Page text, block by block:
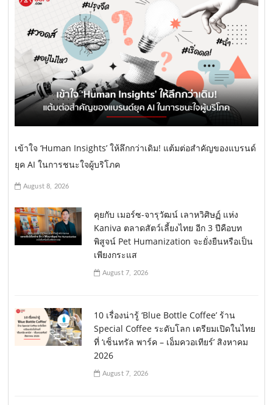
เข้าใจ ‘Human Insights’ ให้ลึกกว่าเดิม! แต้มต่อสำคัญของแบรนด์
ยุค AI ในการชนะใจผู้บริโภค
August 8, 2026
คุยกับ เมอร์ซ-จารุวัฒน์ เลาหวิศิษฏ์ แห่ง
Kaniva ตลาดสัตว์เลี้ยงไทย อีก 3 ปีคือบท
พิสูจน์ Pet Humanization จะยั่งยืนหรือเป็น
เพียงกระแส
August 7, 2026
10 เรื่องน่ารู้ ‘Blue Bottle Coffee’ ร้าน
Special Coffee ระดับโลก เตรียมเปิดในไทย
ที่ ‘เซ็นทรัล พาร์ค – เอ็มควอเทียร์’ สิงหาคม
2026
August 7, 2026